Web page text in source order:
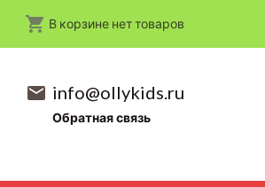
info@ollykids.ru
Обратная связь
В корзине неттоваров